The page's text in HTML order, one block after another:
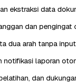
ekstraksi data
dan pengingat
dua arah tanpa
notifikasi laporan
dan